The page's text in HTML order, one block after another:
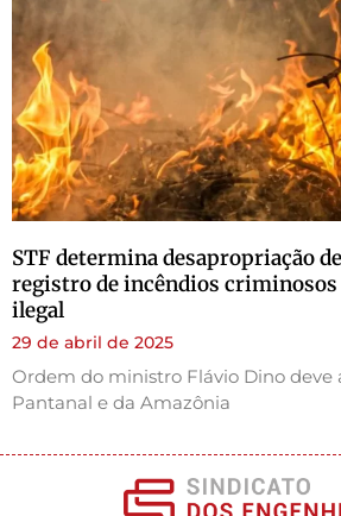
STF determina desapropriação
registro de incêndios criminosos
ilegal
29 de abril de 2025
Ordem do ministro Flávio Dino
Pantanal e da Amazônia